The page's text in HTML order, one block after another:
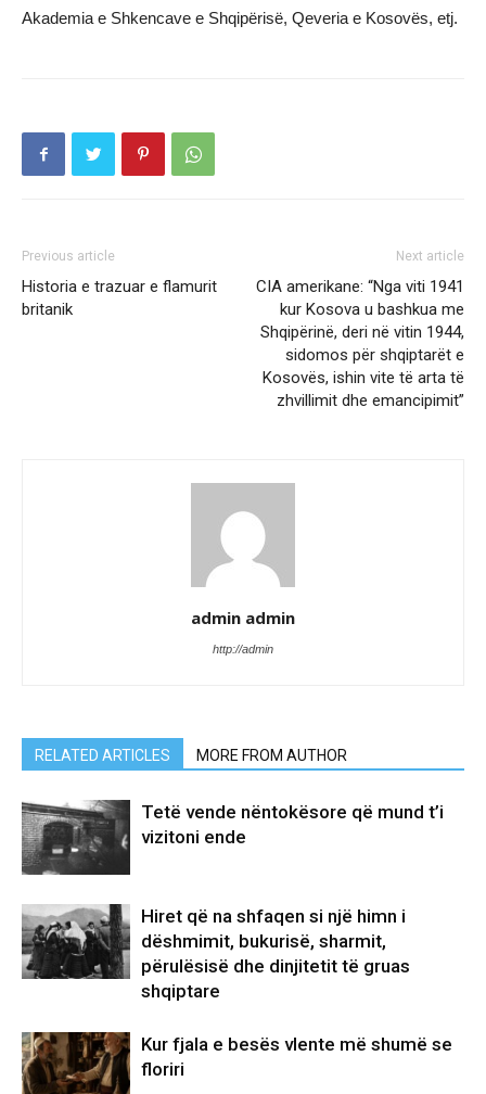
Akademia e Shkencave e Shqipërisë, Qeveria e Kosovës, etj.
Previous article
Historia e trazuar e flamurit
britanik
Next article
CIA amerikane: “Nga viti 1941
kur Kosova u bashkua me
Shqipërinë, deri në vitin 1944,
sidomos për shqiptarët e
Kosovës, ishin vite të arta të
zhvillimit dhe emancipimit”
admin admin
http://admin
RELATED ARTICLES MORE FROM AUTHOR
Tetë vende nëntokësore që mund t’i
vizitoni ende
Hiret që na shfaqen si një himn i
dëshmimit, bukurisë, sharmit,
përulësisë dhe dinjitetit të gruas
shqiptare
Kur fjala e besës vlente më shumë se
floriri